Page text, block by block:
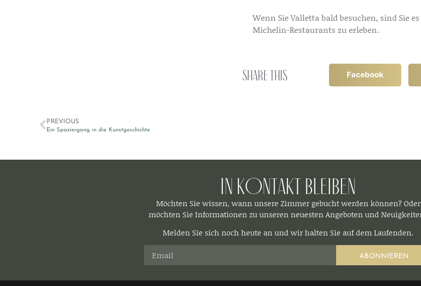
Wenn Sie Valletta bald besuchen, sind Sie
Michelin-Restaurants zu erleben.
Share this Facebook
PREVIOUS
Ein Spaziergang in die Kunstgeschichte
In Kontakt bleiben​
Möchten Sie wissen, wann unsere Zimmer gebucht werden können? Oder
möchten Sie Informationen zu unseren neuesten Angeboten und
Melden Sie sich noch heute an und wir halten Sie auf dem Laufenden.
ABONNIEREN